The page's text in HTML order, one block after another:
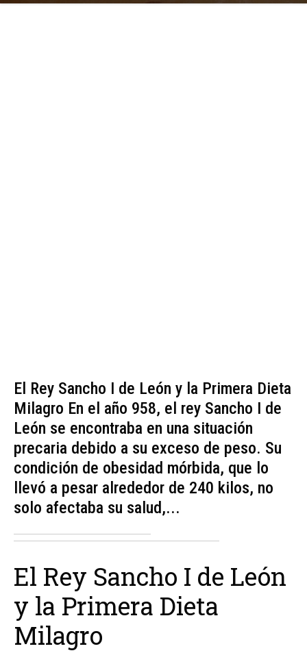
El Rey Sancho I de León y la Primera Dieta
Milagro En el año 958, el rey Sancho I de
León se encontraba en una situación
precaria debido a su exceso de peso. Su
condición de obesidad mórbida, que lo
llevó a pesar alrededor de 240 kilos, no
solo afectaba su salud,...
El Rey Sancho I de León
y la Primera Dieta
Milagro